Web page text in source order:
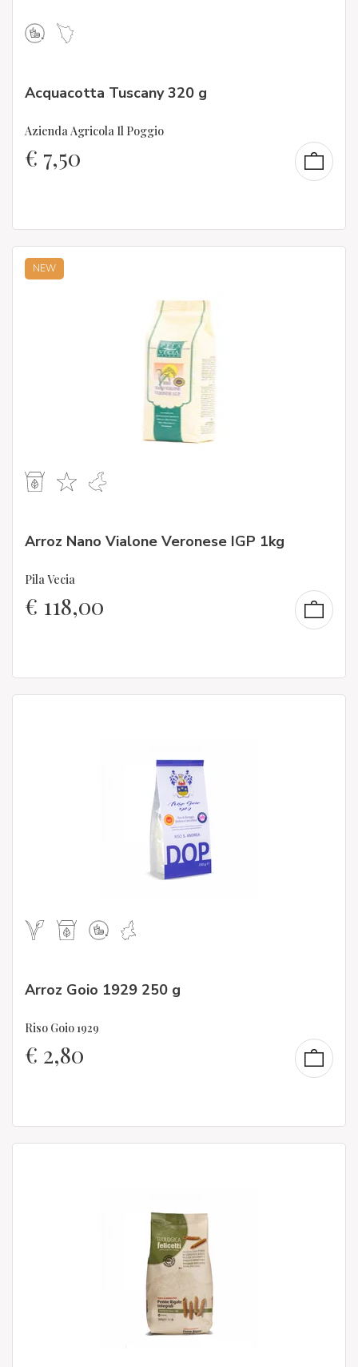
Acquacotta Tuscany 320 g
Azienda Agricola Il Poggio
€ 7,50
NEW
Arroz Nano Vialone Veronese IGP 1kg
Pila Vecia
€ 118,00
Arroz Goio 1929 250 g
Riso Goio 1929
€ 2,80